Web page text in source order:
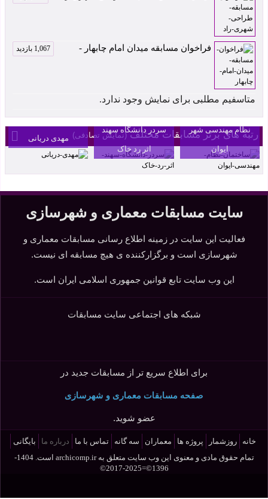
فراخوان مسابقه میدان امام چابهار - 1,067 بازدید
متاسفیم مطلبی برای نمایش وجود ندارد.
رتبه های برتر مسابقات مختلف(نمایش تصادفی)
رتبه اول مسابقه
نظام مهندسی شهر
ایوان
سردر دانشگاه سهند
اثر رد خاک
بنکداران آمل اثر
مهدی دریانی
سایت مسابقات معماری و شهرسازی
فعالیت این سایت در زمینه اطلاع رسانی مسابقات معماری و
شهرسازی است و برگزارکننده ی هیچ مسابقه ای نیست.
این وب سایت تابع قوانین جمهوری اسلامی ایران است.
شبکه های اجتماعی سایت مسابقات
برای اطلاع سریع تر از مسابقات جدید در
صفحه مسابقات معماری و شهرسازی
عضو شوید.
خانه روزشمار پروژه ها معماران سه گانه تماس با ما درباره ما
بایگانی
تمام حقوق مادی و معنوی این وب سایت متعلق بهarchicomp.ir
است. 1404-
1396©=2025-2017©